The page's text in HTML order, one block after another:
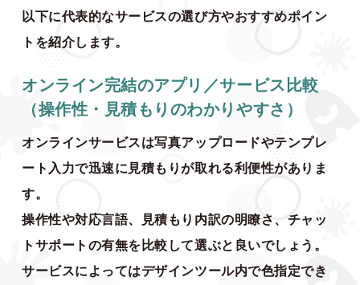
以下に代表的なサービスの選び方やおすすめポイン
トを紹介します。
オンライン完結のアプリ／サービス比較
（操作性・見積もりのわかりやすさ）
オンラインサービスは写真アップロードやテンプレ
ート入力で迅速に見積もりが取れる利便性がありま
す。
操作性や対応言語、見積もり内訳の明瞭さ、チャッ
トサポートの有無を比較して選ぶと良いでしょう。
サービスによってはデザインツール内で色指定でき